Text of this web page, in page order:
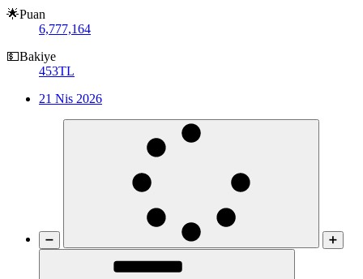
🌟Puan
6,777,164
💵Bakiye
453TL
21 Nis 2026
➖ ➕